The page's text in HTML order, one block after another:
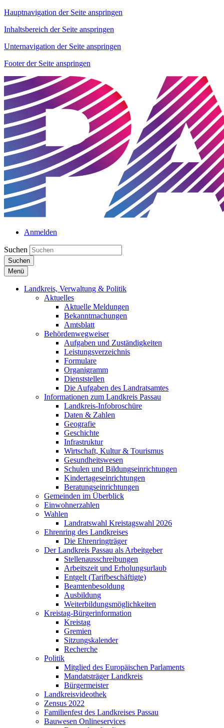
Hauptnavigation der Seite anspringen
Inhaltsbereich der Seite anspringen
Unternavigation der Seite anspringen
Footer der Seite anspringen
Anmelden
Suchen
Suchen
Menü
Landkreis, Verwaltung & Politik
Aktuelles
Aktuelle Meldungen
Bekanntmachungen
Amtsblatt
Behördenwegweiser
Aufgaben und Zuständigkeiten
Leistungsverzeichnis
Formulare
Organigramm
Dienststellen
Die Aufgaben des Landratsamtes
Informationen zum Landkreis Passau
Landkreis-Infobroschüre
Daten & Zahlen
Geografie
Geschichte
Infrastruktur
Wirtschaft, Kultur & Tourismus
Gesundheitswesen
Schulen und Bildungseinrichtungen
Kindertageseinrichtungen
Beratungseinrichtungen
Gemeinden im Überblick
Einwohnerzahlen
Wahlen
Landratswahl Kreistagswahl 2026
Ehrenring des Landkreises
Die Ehrenringträger
Der Landkreis Passau als Arbeitgeber
Stellenausschreibungen
Arbeitszeit und Erholungsurlaub
Entgelt (Tarifbeschäftigte)
Beamtenbesoldung
Ausbildung
Weiterbildungsmöglichkeiten
Kreistag-Bürgerinformation
Kreistag
Gremien
Sitzungskalender
Recherche
Politik
Mitglied des Europäischen Parlaments
Mandatsträger Landkreis
Bürgermeister
Landkreisvideothek
Zensus 2022
Familienfest des Landkreises Passau
Bauwesen Onlineservices